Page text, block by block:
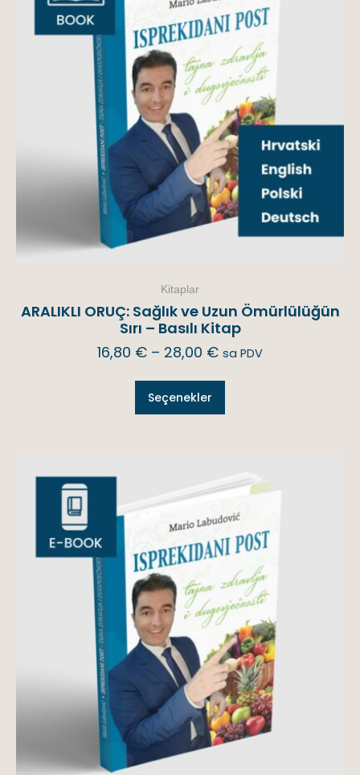
Kitaplar
ARALIKLI ORUÇ: Sağlık ve Uzun Ömürlülüğün
Sırı – Basılı Kitap
16,80 € – 28,00 € sa PDV
Seçenekler